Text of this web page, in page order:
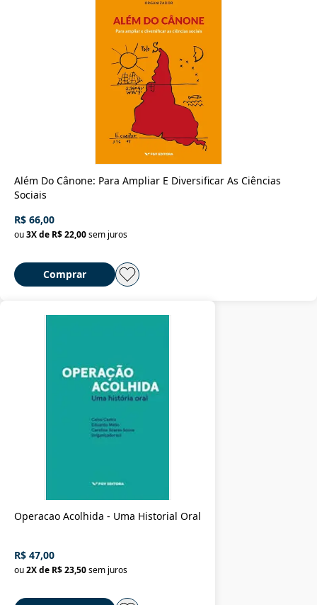
Além Do Cânone: Para Ampliar E Diversificar As Ciências
Sociais
R$ 66,00
ou3X de R$ 22,00sem juros
Comprar
Operacao Acolhida - Uma Historial Oral
R$ 47,00
ou2X de R$ 23,50sem juros